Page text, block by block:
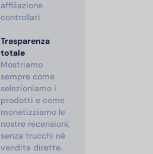
affiliazione
controllati
Trasparenza
totale
Mostriamo
sempre come
selezioniamo i
prodotti e come
monetizziamo le
nostre recensioni,
senza trucchi né
vendite dirette.